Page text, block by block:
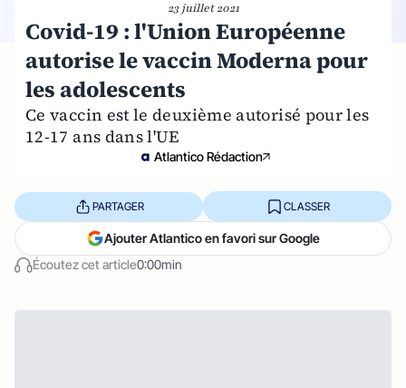
23 juillet 2021
Covid-19 : l'Union Européenne
autorise le vaccin Moderna pour
les adolescents
Ce vaccin est le deuxième autorisé pour les
12-17 ans dans l'UE
Atlantico Rédaction
Écoutez cet article0:00min
PARTAGER CLASSER
Ajouter Atlantico en favori sur Google